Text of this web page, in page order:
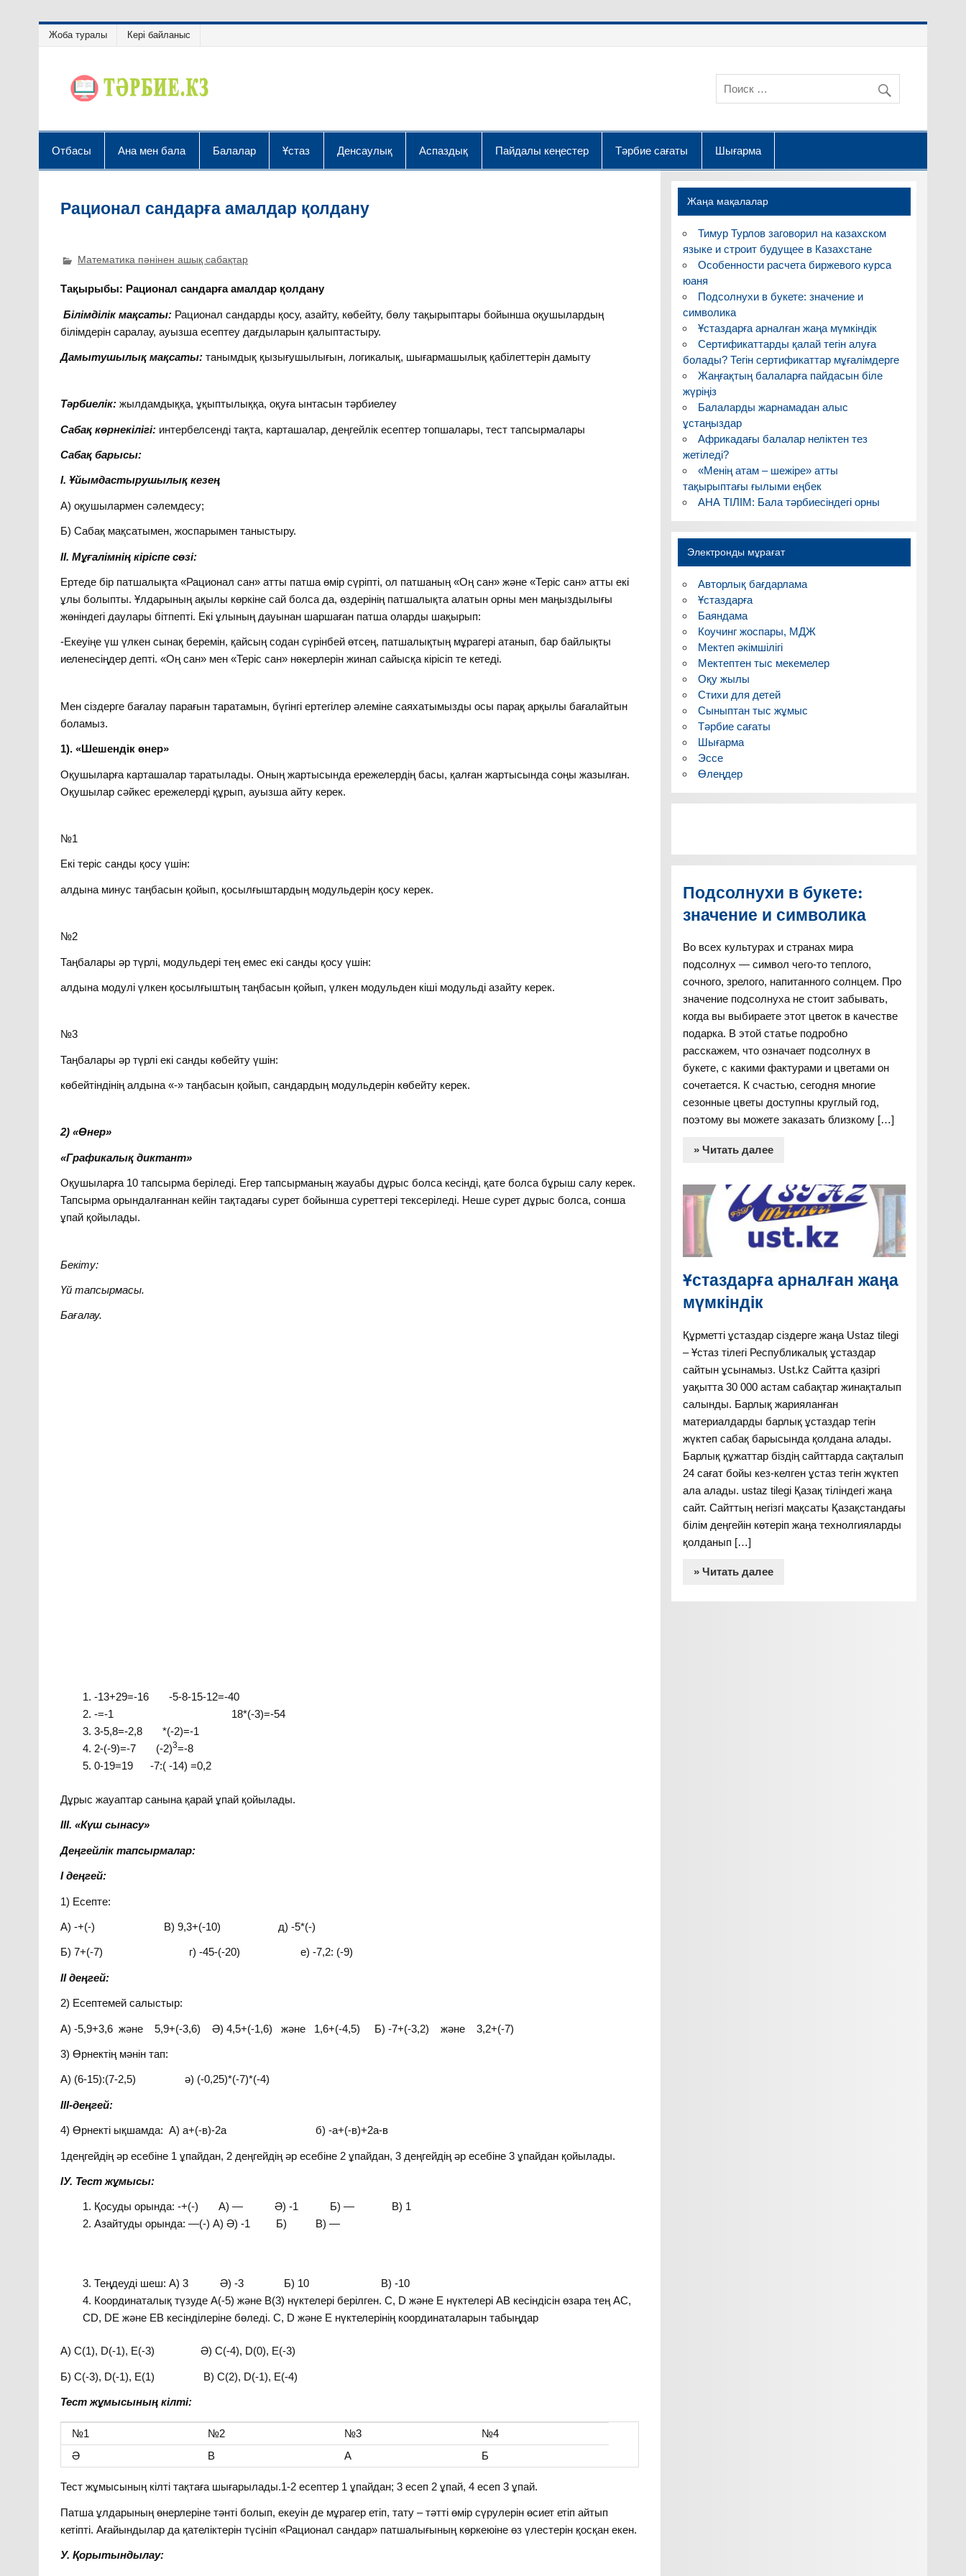
Жоба туралы Кері байланыс
Отбасы Ана мен бала Балалар Ұстаз Денсаулық Аспаздық Пайдалы кеңестер Тәрбие сағаты Шығарма
Рационал сандарға амалдар қолдану
Математика пәнінен ашық сабақтар
Тақырыбы: Рационал сандарға амалдар қолдану
Білімділік мақсаты: Рационал сандарды қосу, азайту, көбейту, бөлу тақырыптары бойынша оқушылардың
білімдерін саралау, ауызша есептеу дағдыларын қалыптастыру.
Дамытушылық мақсаты: танымдық қызығушылығын, логикалық, шығармашылық қабілеттерін дамыту
Тәрбиелік: жылдамдыққа, ұқыптылыққа, оқуға ынтасын тәрбиелеу
Сабақ көрнекілігі: интербелсенді тақта, карташалар, деңгейлік есептер топшалары, тест тапсырмалары
Сабақ барысы:
І. Ұйымдастырушылық кезең
А) оқушылармен сәлемдесу;
Б) Сабақ мақсатымен, жоспарымен таныстыру.
ІІ. Мұғалімнің кіріспе сөзі:
Ертеде бір патшалықта «Рационал сан» атты патша өмір сүріпті, ол патшаның «Оң сан» және «Теріс сан» атты екі
ұлы болыпты. Ұлдарының ақылы көркіне сай болса да, өздерінің патшалықта алатын орны мен маңыздылығы
жөніндегі даулары бітпепті. Екі ұлының дауынан шаршаған патша оларды шақырып:
-Екеуіңе үш үлкен сынақ беремін, қайсың содан сүрінбей өтсең, патшалықтың мұрагері атанып, бар байлықты
иеленесіңдер депті. «Оң сан» мен «Теріс сан» нөкерлерін жинап сайысқа кірісіп те кетеді.
Мен сіздерге бағалау парағын таратамын, бүгінгі ертегілер әлеміне саяхатымызды осы парақ арқылы бағалайтын
боламыз.
1). «Шешендік өнер»
Оқушыларға карташалар таратылады. Оның жартысында ережелердің басы, қалған жартысында соңы жазылған.
Оқушылар сәйкес ережелерді құрып, ауызша айту керек.
№1
Екі теріс санды қосу үшін:
алдына минус таңбасын қойып, қосылғыштардың модульдерін қосу керек.
№2
Таңбалары әр түрлі, модульдері тең емес екі санды қосу үшін:
алдына модулі үлкен қосылғыштың таңбасын қойып, үлкен модульден кіші модульді азайту керек.
№3
Таңбалары әр түрлі екі санды көбейту үшін:
көбейтіндінің алдына «-» таңбасын қойып, сандардың модульдерін көбейту керек.
2) «Өнер»
«Графикалық диктант»
Оқушыларға 10 тапсырма беріледі. Егер тапсырманың жауабы дұрыс болса кесінді, қате болса бұрыш салу керек.
Тапсырма орындалғаннан кейін тақтадағы сурет бойынша суреттері тексеріледі. Неше сурет дұрыс болса, сонша
ұпай қойылады.
Бекіту:
Үй тапсырмасы.
Бағалау.
-13+29=-16 -5-8-15-12=-40
-=-1 18*(-3)=-54
3-5,8=-2,8 *(-2)=-1
2-(-9)=-7 (-2)3=-8
0-19=19 -7:( -14) =0,2
Дұрыс жауаптар санына қарай ұпай қойылады.
ІІІ. «Күш сынасу»
Деңгейлік тапсырмалар:
І деңгей:
1) Есепте:
А) -+(-) В) 9,3+(-10) д) -5*(-)
Б) 7+(-7) г) -45-(-20) е) -7,2: (-9)
ІІ деңгей:
2) Есептемей салыстыр:
А) -5,9+3,6 және 5,9+(-3,6) Ә) 4,5+(-1,6) және 1,6+(-4,5) Б) -7+(-3,2) және 3,2+(-7)
3) Өрнектің мәнін тап:
А) (6-15):(7-2,5) ә) (-0,25)*(-7)*(-4)
ІІІ-деңгей:
4) Өрнекті ықшамда: А) а+(-в)-2а б) -а+(-в)+2а-в
1деңгейдің әр есебіне 1 ұпайдан, 2 деңгейдің әр есебіне 2 ұпайдан, 3 деңгейдің әр есебіне 3 ұпайдан қойылады.
ІУ. Тест жұмысы:
Қосуды орында: -+(-) А) — Ә) -1 Б) — В) 1
Азайтуды орында: —(-) А) Ә) -1 Б) В) —
Теңдеуді шеш: А) 3 Ә) -3 Б) 10 В) -10
Координаталық түзуде А(-5) және В(3) нүктелері берілген. С, D және Е нүктелері АВ кесіндісін өзара тең АС,
СD, DЕ және ЕВ кесінділеріне бөледі. С, D және Е нүктелерінің координаталарын табыңдар
А) С(1), D(-1), E(-3) Ә) С(-4), D(0), E(-3)
Б) С(-3), D(-1), E(1) В) С(2), D(-1), E(-4)
Тест жұмысының кілті:
№1 №2 №3
№4
Ә
В А Б
Тест жұмысының кілті тақтаға шығарылады.1-2 есептер 1 ұпайдан; 3 есеп 2 ұпай, 4 есеп 3 ұпай.
Патша ұлдарының өнерлеріне тәнті болып, екеуін де мұрагер етіп, тату – тәтті өмір сүрулерін өсиет етіп айтып
кетіпті. Ағайындылар да қателіктерін түсініп «Рационал сандар» патшалығының көркеюіне өз үлестерін қосқан екен.
У. Қорытындылау:
Жаңа мақалалар
Тимур Турлов заговорил на казахском
языке и строит будущее в Казахстане
Особенности расчета биржевого курса
юаня
Подсолнухи в букете: значение и
символика
Ұстаздарға арналған жаңа мүмкіндік
Сертификаттарды қалай тегін алуға
болады? Тегін сертификаттар мұғалімдерге
Жаңғақтың балаларға пайдасын біле
жүріңіз
Балаларды жарнамадан алыс
ұстаңыздар
Африкадағы балалар неліктен тез
жетіледі?
«Менің атам – шежіре» атты
тақырыптағы ғылыми еңбек
АНА ТІЛІМ: Бала тәрбиесіндегі орны
Электронды мұрағат
Авторлық бағдарлама
Ұстаздарға
Баяндама
Коучинг жоспары, МДЖ
Мектеп әкімшілігі
Мектептен тыс мекемелер
Оқу жылы
Стихи для детей
Сыныптан тыс жұмыс
Тәрбие сағаты
Шығарма
Эссе
Өлеңдер
Подсолнухи в букете:
значение и символика
Во всех культурах и странах мира
подсолнух — символ чего-то теплого,
сочного, зрелого, напитанного солнцем. Про
значение подсолнуха не стоит забывать,
когда вы выбираете этот цветок в качестве
подарка. В этой статье подробно
расскажем, что означает подсолнух в
букете, с какими фактурами и цветами он
сочетается. К счастью, сегодня многие
сезонные цветы доступны круглый год,
поэтому вы можете заказать близкому […]
» Читать далее
Ұстаздарға арналған жаңа
мүмкіндік
Құрметті ұстаздар сіздерге жаңа Ustaz tilegi
– Ұстаз тілегі Республикалық ұстаздар
сайтын ұсынамыз. Ust.kz Сайтта қазіргі
уақытта 30 000 астам сабақтар жинақталып
салынды. Барлық жарияланған
материалдарды барлық ұстаздар тегін
жүктеп сабақ барысында қолдана алады.
Барлық құжаттар біздің сайттарда сақталып
24 сағат бойы кез-келген ұстаз тегін жүктеп
ала алады. ustaz tilegi Қазақ тіліндегі жаңа
сайт. Сайттың негізгі мақсаты Қазақстандағы
білім деңгейін көтеріп жаңа технолгияларды
қолданып […]
» Читать далее